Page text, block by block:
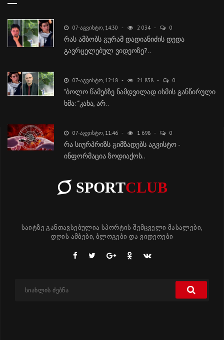
07-ᲐᲒᲕᲘᲡᲢᲝ, 14:30 2 034 0
რას ამბობს გურამ დადიანიძის დედა
გავრცელებულ ვიდეოზე?..
07-ᲐᲒᲕᲘᲡᲢᲝ, 12:18 21 838 0
"ბოლო წამებზე ნამდვილად ისმის განწირული
ხმა: “კახა, არ..
07-ᲐᲒᲕᲘᲡᲢᲝ, 11:46 1 698 0
რა სიურპრიზს გიმზადებს აგვისტო -
ინფორმაცია ზოდიაქოს..
SPORTCLUB
საიტზე განთავსებულია სპორტის შემცველი მასალები,
დღის ამბები, ბლოგები და ვიდეოები